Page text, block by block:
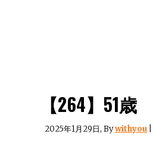
【264】51歳
2025年1月29日, Bywithyou